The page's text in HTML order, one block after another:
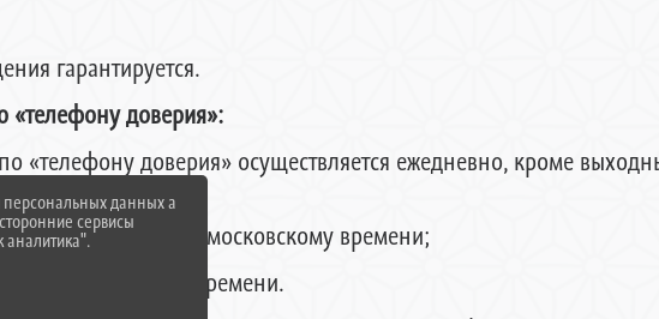
гарантируется.
доверия»:
«телефону доверия» осуществляется ежедневно, кроме
до 17.00 часов по московскому времени;
по московскому времени.
персональных данных а
сервисы
аналитика".